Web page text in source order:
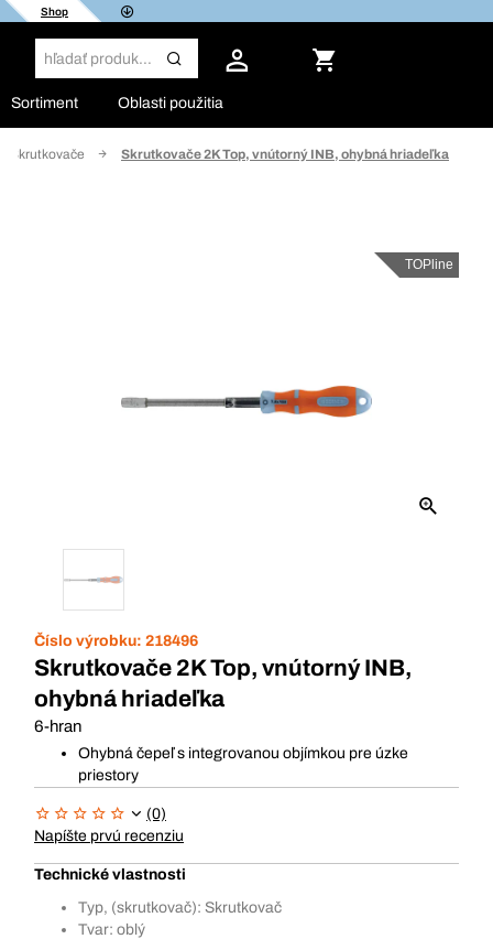
Shop
Sortiment Oblasti použitia
Skrutkovače Skrutkovače 2K Top, vnútorný INB, ohybná hriadeľka
TOPline
Číslo výrobku: 218496
Skrutkovače 2K Top, vnútorný INB,
ohybná hriadeľka
6-hran
Ohybná čepeľ s integrovanou objímkou pre úzke
priestory
(0)
Napíšte prvú recenziu
Technické vlastnosti
Typ, (skrutkovač): Skrutkovač
Tvar: oblý